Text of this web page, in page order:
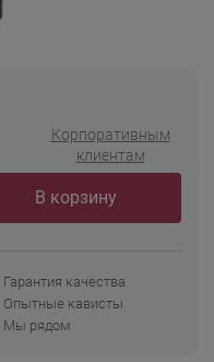
Корпоративным
клиентам
В корзину
Гарантия качества
Опытные кависты
Мы рядом